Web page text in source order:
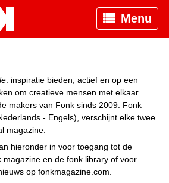
Menu
: inspiratie bieden, actief en op een
om creatieve mensen met elkaar
makers van Fonk sinds 2009. Fonk
- Engels), verschijnt elke twee
magazine.
hieronder in voor toegang tot de
magazine en de fonk library of voor
op fonkmagazine.com.